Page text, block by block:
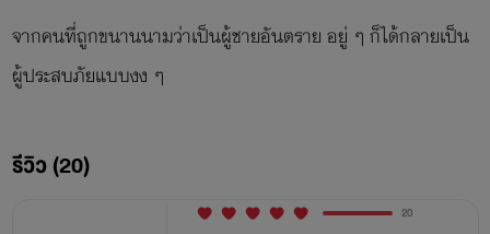
จากคนที่ถูกขนานนามว่าเป็นผู้ชายอันตราย อยู่ ๆ ก็ได้กลายเป็น
ผู้ประสบภัยแบบงง ๆ
รีวิว (20)
20